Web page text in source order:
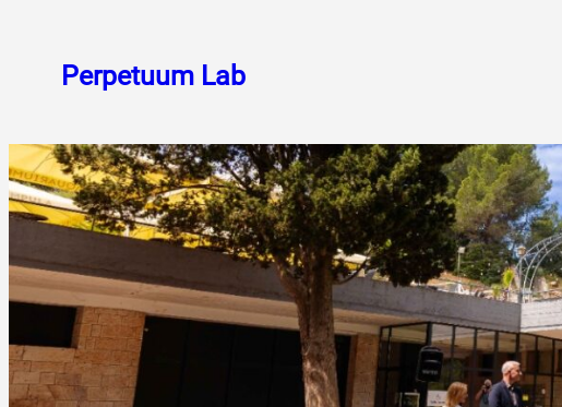
sadržajaPerpetuum Lab